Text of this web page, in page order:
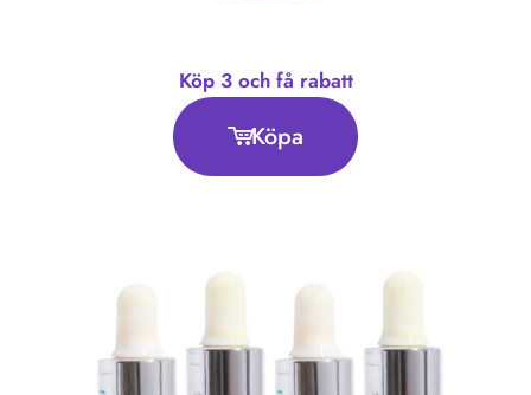
Köp 3 och få rabatt
Köpa